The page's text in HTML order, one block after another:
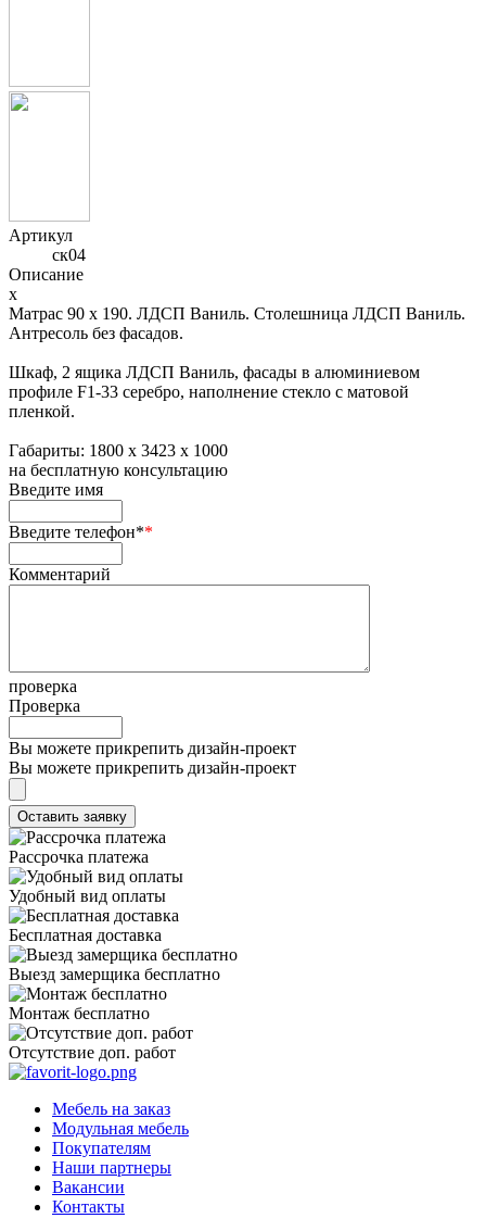
Артикул
ск04
Описание
x
Матрас 90 х 190. ЛДСП Ваниль. Столешница ЛДСП Ваниль.
Антресоль без фасадов.
Шкаф, 2 ящика ЛДСП Ваниль, фасады в алюминиевом
профиле F1-33 серебро, наполнение стекло с матовой
пленкой.
Габариты: 1800 х 3423 х 1000
на бесплатную консультацию
Введите имя
Введите телефон**
Комментарий
проверка
Проверка
Вы можете прикрепить дизайн-проект
Вы можете прикрепить дизайн-проект
Рассрочка платежа
Удобный вид оплаты
Бесплатная доставка
Выезд замерщика бесплатно
Монтаж бесплатно
Отсутствие доп. работ
Мебель на заказ
Модульная мебель
Покупателям
Наши партнеры
Вакансии
Контакты